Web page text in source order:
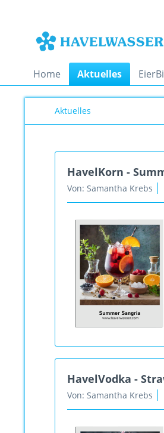
Home Aktuelles
Aktuelles
HavelKorn -
Von: Samantha Krebs
HavelVodka -
Von: Samantha Krebs